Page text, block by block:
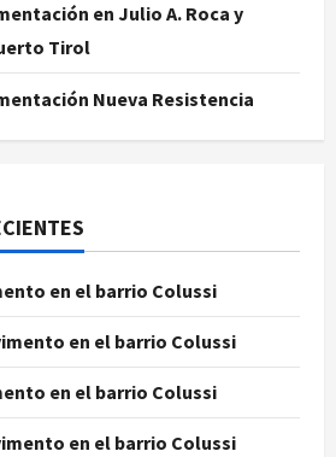
en Julio A. Roca y
Tirol
Nueva Resistencia
en el barrio Colussi
en el barrio Colussi
en el barrio Colussi
en el barrio Colussi